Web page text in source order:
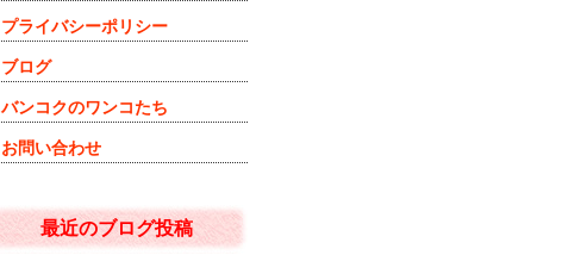
プライバシーポリシー
ブログ
バンコクのワンコたち
お問い合わせ
最近のブログ投稿